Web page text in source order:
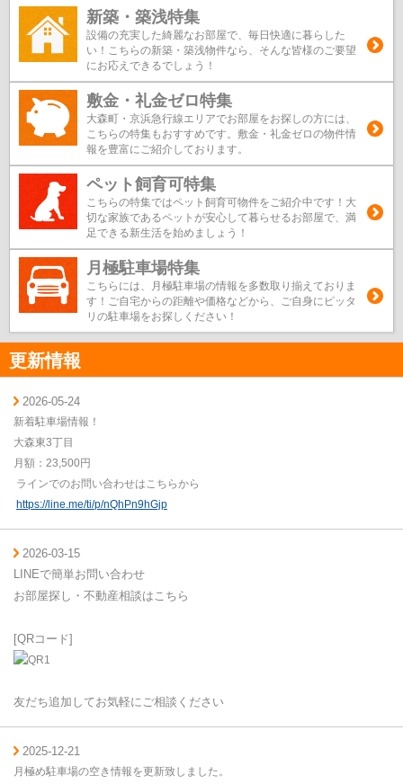
新築・築浅特集
設備の充実した綺麗なお部屋で、毎日快適に暮らした
い！こちらの新築・築浅物件なら、そんな皆様のご要望
にお応えできるでしょう！
敷金・礼金ゼロ特集
大森町・京浜急行線エリアでお部屋をお探しの方には、
こちらの特集もおすすめです。敷金・礼金ゼロの物件情
報を豊富にご紹介しております。
ペット飼育可特集
こちらの特集ではペット飼育可物件をご紹介中です！大
切な家族であるペットが安心して暮らせるお部屋で、満
足できる新生活を始めましょう！
月極駐車場特集
こちらには、月極駐車場の情報を多数取り揃えておりま
す！ご自宅からの距離や価格などから、ご自身にピッタ
リの駐車場をお探しください！
更新情報
2026-05-24
新着駐車場情報！
大森東3丁目
月額：23,500円
ラインでのお問い合わせはこちらから
https://line.me/ti/p/nQhPn9hGjp
2026-03-15
LINEで簡単お問い合わせ
お部屋探し・不動産相談はこちら
[QRコード]
友だち追加してお気軽にご相談ください
2025-12-21
月極め駐車場の空き情報を更新致しました。